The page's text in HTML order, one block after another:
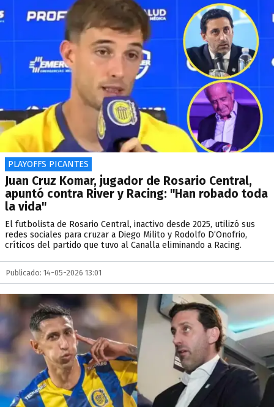
PLAYOFFS PICANTES
Juan Cruz Komar, jugador de Rosario Central,
apuntó contra River y Racing: "Han robado toda
la vida"
El futbolista de Rosario Central, inactivo desde 2025, utilizó sus
redes sociales para cruzar a Diego Milito y Rodolfo D’Onofrio,
críticos del partido que tuvo al Canalla eliminando a Racing.
Publicado: 14-05-2026 13:01